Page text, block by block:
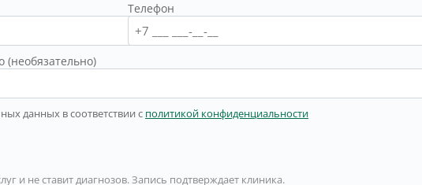
Телефон
(необязательно)
данных в соответствии с политикой конфиденциальности
и не ставит диагнозов. Запись подтверждает клиника.